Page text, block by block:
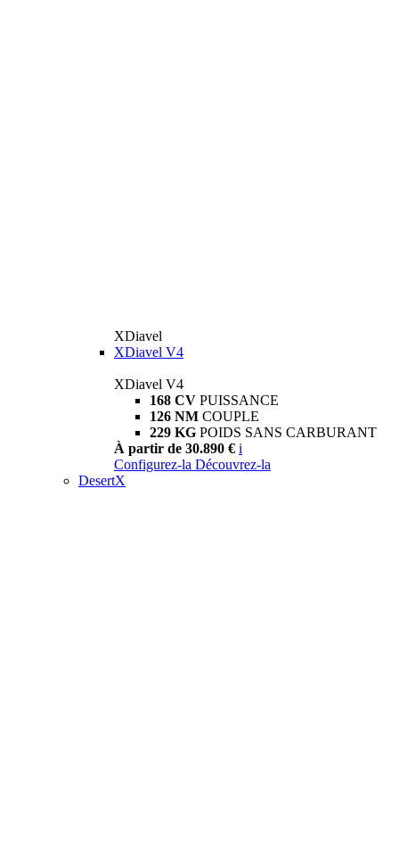
XDiavel
XDiavel V4
XDiavel V4
168 CV PUISSANCE
126 NM COUPLE
229 KG POIDS SANS CARBURANT
À partir de 30.890 € i
Configurez-la Découvrez-la
DesertX